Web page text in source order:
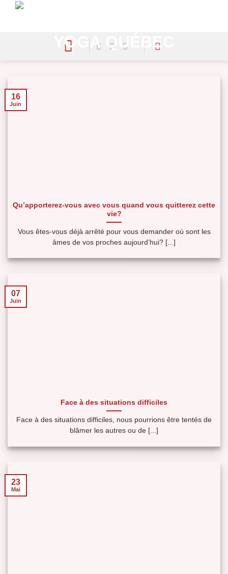
Qu’apporterez-vous avec vous quand vous quitterez cette
vie?
Vous êtes-vous déjà arrêté pour vous demander où sont les
âmes de vos proches aujourd’hui? [...]
16
Juin
Face à des situations difficiles
Face à des situations difficiles, nous pourrions être tentés de
blâmer les autres ou de [...]
07
Juin
23
Mai